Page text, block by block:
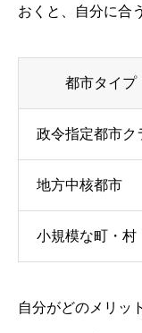
おくと、自分に合
都市タイプ
政令指定都市ク
地方中核都市
小規模な町・村
自分がどのメリッ